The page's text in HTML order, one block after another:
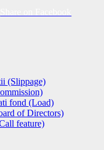
(Slippage)
fond (Load)
of Directors)
feature)